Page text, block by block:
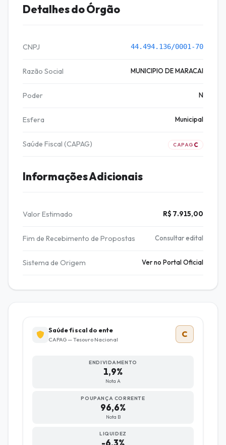
Detalhes do Órgão
CNPJ 44.494.136/0001-70
Razão Social MUNICIPIO DE MARACAI
Poder N
Esfera Municipal
Saúde Fiscal (CAPAG) CAPAG C
Informações Adicionais
Valor Estimado R$ 7.915,00
Fim de Recebimento de Propostas Consultar edital
Sistema de Origem Ver no Portal Oficial
Saúde fiscal do ente
CAPAG — Tesouro Nacional
C
ENDIVIDAMENTO
1,9%
Nota A
POUPANÇA CORRENTE
96,6%
Nota B
LIQUIDEZ
-6,3%